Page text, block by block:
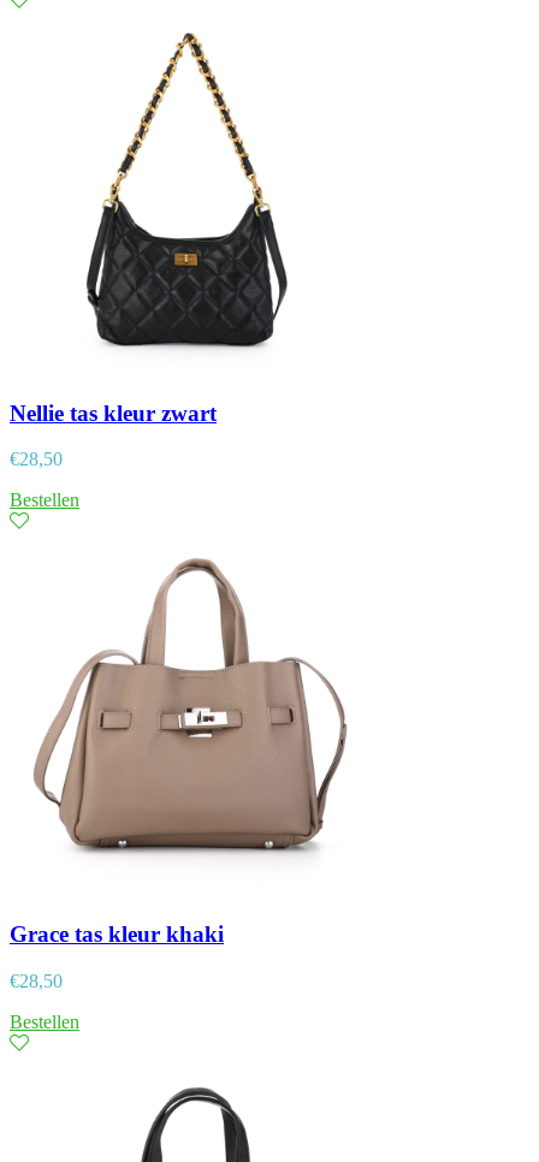
Nellie tas kleur zwart
€28,50
Bestellen
Grace tas kleur khaki
€28,50
Bestellen